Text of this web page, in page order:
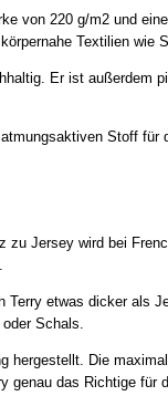
von 220 g/m2 und
Textilien wie
Er ist außerdem
Stoff
Jersey wird bei
etwas dicker als
Schals.
hergestellt. Die
genau das Richtige für